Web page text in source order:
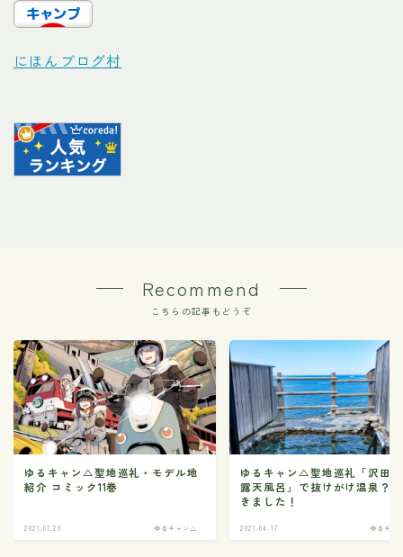
にほんブログ村
Recommend
こちらの記事もどうぞ
ゆるキャン△聖地巡礼・モデル地
紹介 コミック11巻
2021.07.28 ゆるキャン△
ゆるキャン△聖地巡礼「沢田
露天風呂」で抜けがけ温泉？
きました！
2021.04.17 ゆるキャ